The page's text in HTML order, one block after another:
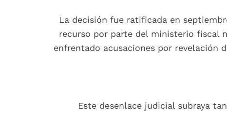
La decisión fue ratificada en
recurso por parte del ministerio fiscal
enfrentado acusaciones por revelación
Este desenlace judicial subraya